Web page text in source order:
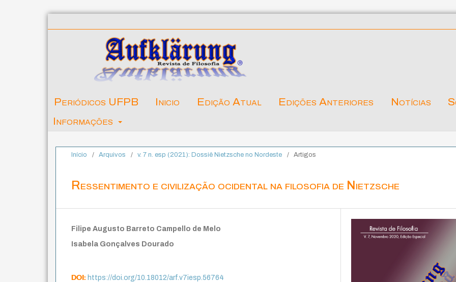
Periódicos UFPB Inicio Edição Atual Edições Anteriores Notícias
Informações
Início / Arquivos / v. 7 n. esp (2021): Dossiê Nietzsche no Nordeste / Artigos
Ressentimento e civilização ocidental na filosofia de Nietzsche
Filipe Augusto Barreto Campello de Melo
Isabela Gonçalves Dourado
DOI:https://doi.org/10.18012/arf.v7iesp.56764